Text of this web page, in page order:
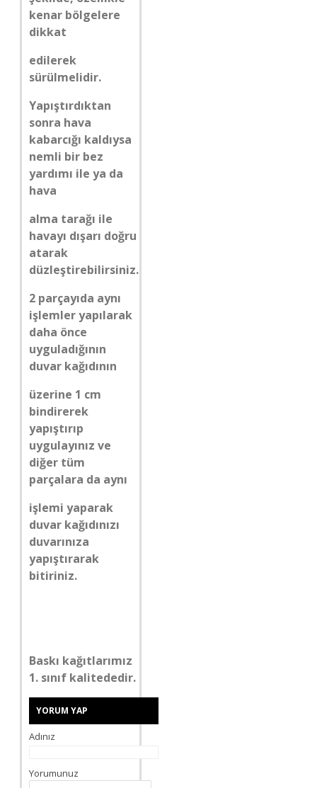
kenar bölgelere
dikkat
edilerek
sürülmelidir.
Yapıştırdıktan
sonra hava
kabarcığı kaldıysa
nemli bir bez
yardımı ile ya da
hava
alma tarağı ile
havayı dışarı doğru
atarak
düzleştirebilirsiniz.
2 parçayıda aynı
işlemler yapılarak
daha önce
uyguladığının
duvar kağıdının
üzerine 1 cm
bindirerek
yapıştırıp
uygulayınız ve
diğer tüm
parçalara da aynı
işlemi yaparak
duvar kağıdınızı
duvarınıza
yapıştırarak
bitiriniz.
Baskı kağıtlarımız
1. sınıf kalitededir.
YORUM YAP
Adınız
Yorumunuz